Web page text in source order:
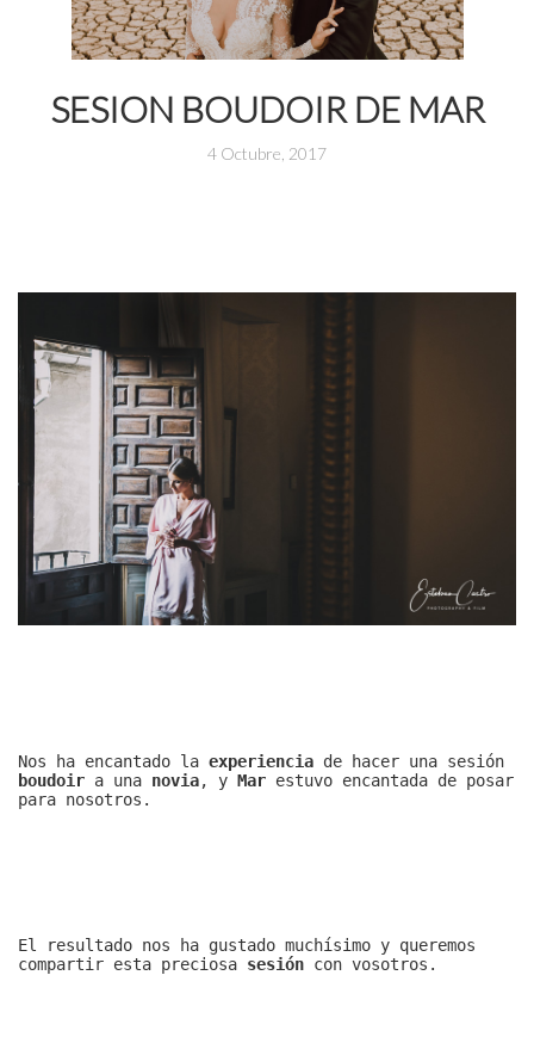
SESION BOUDOIR DE MAR
4 Octubre, 2017
Nos ha encantado la experiencia de hacer una sesión
boudoir a una novia, y Mar estuvo encantada de posar
para nosotros.
El resultado nos ha gustado muchísimo y queremos
compartir esta preciosa sesión con vosotros.